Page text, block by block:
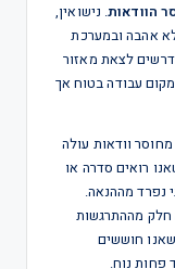
הוודאות. נישואין,
אהבה ובמערכת
לצאת מאזור
מקום עבודה בטוח אך
וודאות עולה
רואים סדרה או
נפרד מההנאה.
חלק מההתרגשות
חוששים
פחות נוח.